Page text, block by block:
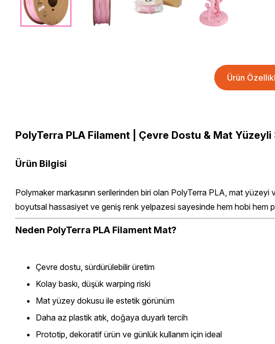
Ürün
PolyTerra PLA Filament | Çevre Dostu & Mat Yüzeyli
Ürün Bilgisi
Polymaker markasının serilerinden biri olan PolyTerra PLA, mat yüzeyi
boyutsal hassasiyet ve geniş renk yelpazesi sayesinde hem hobi hem
Neden PolyTerra PLA Filament Mat?
Çevre dostu, sürdürülebilir üretim
Kolay baskı, düşük warping riski
Mat yüzey dokusu ile estetik görünüm
Daha az plastik atık, doğaya duyarlı tercih
Prototip, dekoratif ürün ve günlük kullanım için ideal